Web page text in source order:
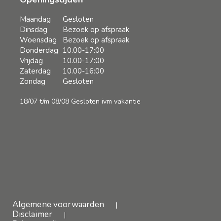
Algemene voorwaarden
Disclaimer
en we zijn blij met
rolgordijn, en nog
wel op afstand te
bedienen! Heel
tevreden!
Maandag
Gesloten
Dinsdag
Bezoek op afspraak
Woensdag
Bezoek op afspraak
Donderdag 10.00-17:00
Vrijdag
10.00-17:00
Zaterdag
10.00-16:00
Zondag
Gesloten
18/07 t/m 08/08 Gesloten ivm vakantie